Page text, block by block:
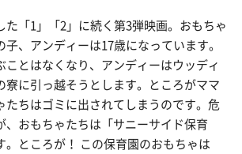
た「1」「2」に続く第3弾映画。おもちゃ
子、アンディーは17歳になっています。
ことはなくなり、アンディーはウッディ
寮に引っ越そうとします。ところがママ
たちはゴミに出されてしまうのです。危
、おもちゃたちは「サニーサイド保育
。ところが！ この保育園のおもちゃは